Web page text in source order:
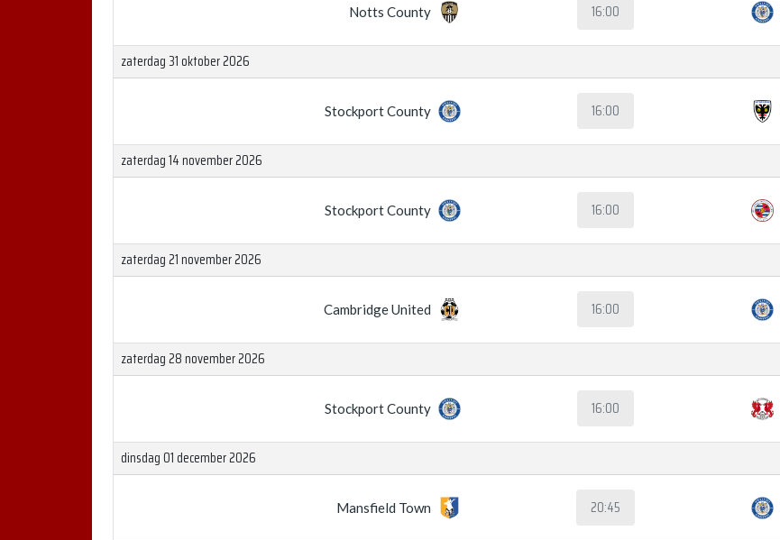
Notts County 16:00
zaterdag 31 oktober 2026
Stockport County 16:00
zaterdag 14 november 2026
Stockport County 16:00
zaterdag 21 november 2026
Cambridge United 16:00
zaterdag 28 november 2026
Stockport County 16:00
dinsdag 01 december 2026
Mansfield Town 20:45